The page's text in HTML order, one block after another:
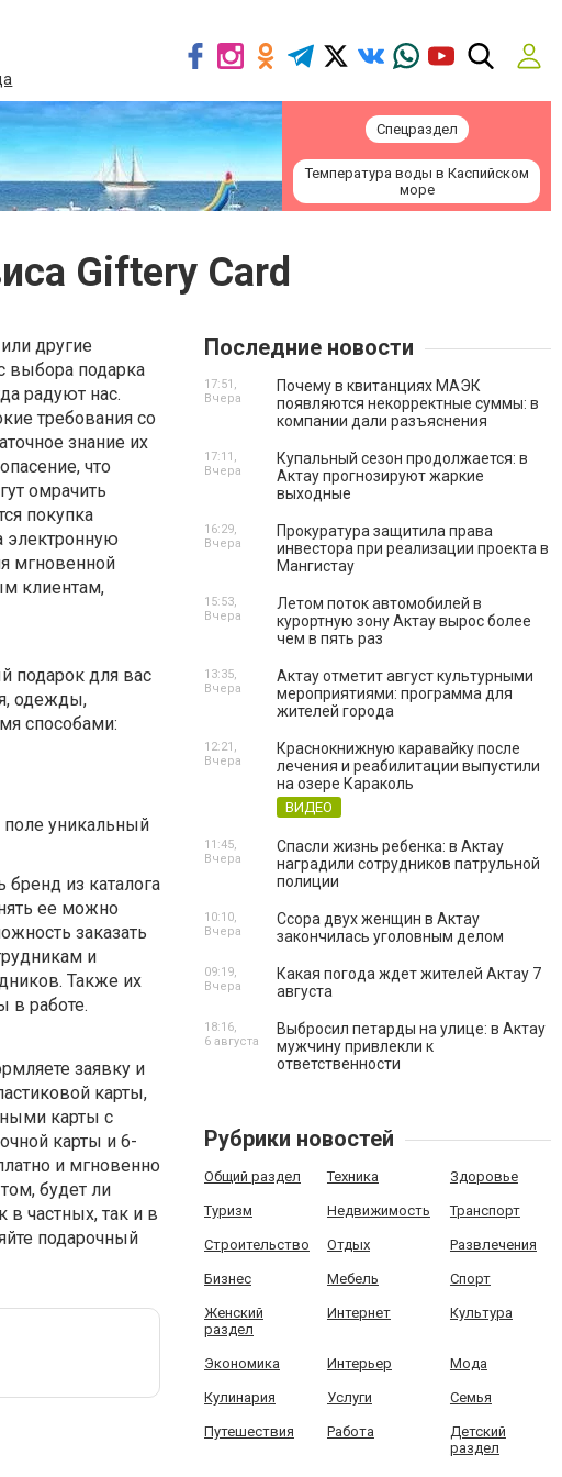
Спецраздел
Температура воды в Каспийском
море
Giftery Card
другие
выбора подарка
радуют нас.
требования со
знание их
что
омрачить
покупка
электронную
мгновенной
клиентам,
подарок для вас
одежды,
способами:
поле уникальный
бренд из каталога
ее можно
заказать
и
Также их
в работе.
заявку и
карты,
карты с
карты и 6-
и мгновенно
будет ли
в частных, так и в
подарочный
Последние новости
Почему в квитанциях МАЭК
появляются некорректные суммы: в
компании дали разъяснения
17:51,
Вчера
Купальный сезон продолжается: в
Актау прогнозируют жаркие
выходные
17:11,
Вчера
Прокуратура защитила права
инвестора при реализации проекта в
Мангистау
16:29,
Вчера
Летом поток автомобилей в
курортную зону Актау вырос более
чем в пять раз
15:53,
Вчера
Актау отметит август культурными
мероприятиями: программа для
жителей города
13:35,
Вчера
Краснокнижную каравайку после
лечения и реабилитации выпустили
на озере Караколь
ВИДЕО
12:21,
Вчера
Спасли жизнь ребенка: в Актау
наградили сотрудников патрульной
полиции
11:45,
Вчера
Ссора двух женщин в Актау
закончилась уголовным делом
10:10,
Вчера
Какая погода ждет жителей Актау 7
августа
09:19,
Вчера
Выбросил петарды на улице: в Актау
мужчину привлекли к
ответственности
18:16,
6 августа
Рубрики новостей
Общий раздел Техника Здоровье
Туризм Недвижимость Транспорт
Строительство Отдых Развлечения
Бизнес Мебель Спорт
Женский
раздел
Интернет Культура
Экономика Интерьер Мода
Кулинария Услуги Семья
Путешествия Работа
Детский
раздел